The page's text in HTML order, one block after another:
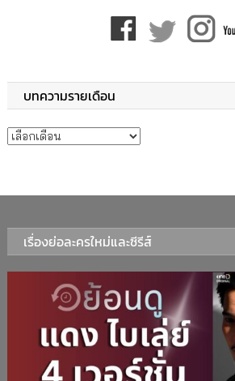
บทความรายเดือน
บทความรายเดือน
เรื่องย่อละครใหม่และซีรีส์